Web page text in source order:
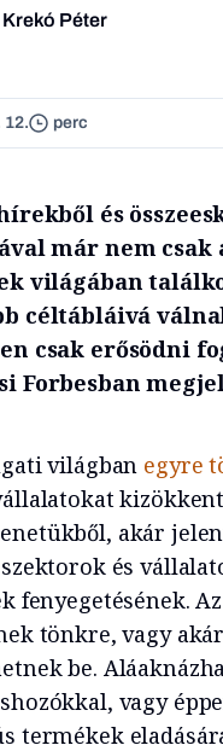
Krekó Péter
12. perc
és
már nem csak
világában
céltábláivá
csak erősödni
Forbesban
világban egyre
akár
és
fenyegetésének.
tönkre, vagy
be.
vagy
termékek